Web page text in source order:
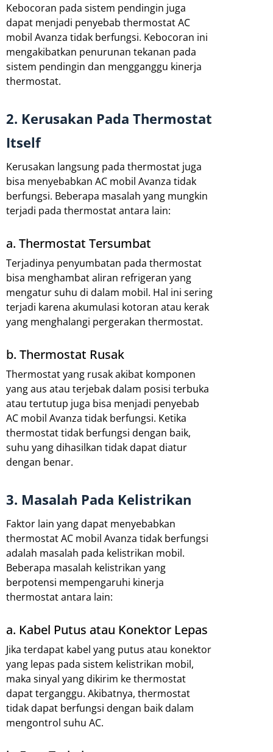
Kebocoran pada sistem pendingin juga
dapat menjadi penyebab thermostat AC
mobil Avanza tidak berfungsi. Kebocoran ini
mengakibatkan penurunan tekanan pada
sistem pendingin dan mengganggu kinerja
thermostat.
2. Kerusakan Pada Thermostat
Itself
Kerusakan langsung pada thermostat juga
bisa menyebabkan AC mobil Avanza tidak
berfungsi. Beberapa masalah yang mungkin
terjadi pada thermostat antara lain:
a. Thermostat Tersumbat
Terjadinya penyumbatan pada thermostat
bisa menghambat aliran refrigeran yang
mengatur suhu di dalam mobil. Hal ini sering
terjadi karena akumulasi kotoran atau kerak
yang menghalangi pergerakan thermostat.
b. Thermostat Rusak
Thermostat yang rusak akibat komponen
yang aus atau terjebak dalam posisi terbuka
atau tertutup juga bisa menjadi penyebab
AC mobil Avanza tidak berfungsi. Ketika
thermostat tidak berfungsi dengan baik,
suhu yang dihasilkan tidak dapat diatur
dengan benar.
3. Masalah Pada Kelistrikan
Faktor lain yang dapat menyebabkan
thermostat AC mobil Avanza tidak berfungsi
adalah masalah pada kelistrikan mobil.
Beberapa masalah kelistrikan yang
berpotensi mempengaruhi kinerja
thermostat antara lain:
a. Kabel Putus atau Konektor Lepas
Jika terdapat kabel yang putus atau konektor
yang lepas pada sistem kelistrikan mobil,
maka sinyal yang dikirim ke thermostat
dapat terganggu. Akibatnya, thermostat
tidak dapat berfungsi dengan baik dalam
mengontrol suhu AC.